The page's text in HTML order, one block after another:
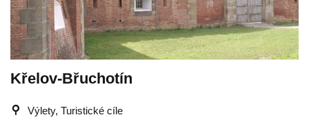
Křelov-Břuchotín
Výlety, Turistické cíle